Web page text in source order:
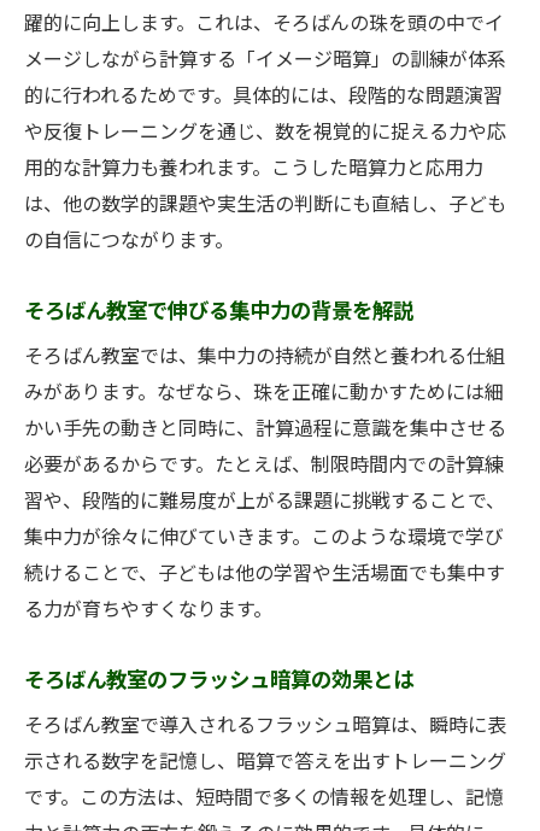
躍的に向上します。これは、そろばんの珠を頭の中でイ
メージしながら計算する「イメージ暗算」の訓練が体系
的に行われるためです。具体的には、段階的な問題演習
や反復トレーニングを通じ、数を視覚的に捉える力や応
用的な計算力も養われます。こうした暗算力と応用力
は、他の数学的課題や実生活の判断にも直結し、子ども
の自信につながります。
そろばん教室で伸びる集中力の背景を解説
そろばん教室では、集中力の持続が自然と養われる仕組
みがあります。なぜなら、珠を正確に動かすためには細
かい手先の動きと同時に、計算過程に意識を集中させる
必要があるからです。たとえば、制限時間内での計算練
習や、段階的に難易度が上がる課題に挑戦することで、
集中力が徐々に伸びていきます。このような環境で学び
続けることで、子どもは他の学習や生活場面でも集中す
る力が育ちやすくなります。
そろばん教室のフラッシュ暗算の効果とは
そろばん教室で導入されるフラッシュ暗算は、瞬時に表
示される数字を記憶し、暗算で答えを出すトレーニング
です。この方法は、短時間で多くの情報を処理し、記憶